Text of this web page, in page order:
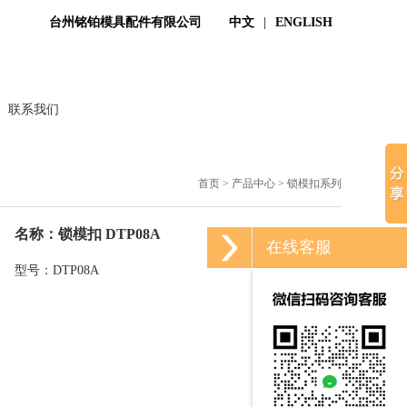
中文 ENGLISH
台州铭铂模具配件有限公司
联系我们
首页 > 产品中心 > 锁模扣系列
名称：锁模扣 DTP08A
型号：DTP08A
在线客服